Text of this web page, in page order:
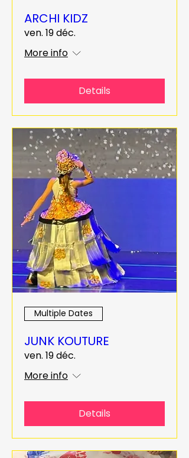
ARCHI KIDZ
ven. 19 déc.
More info
Details
Multiple Dates
JUNK KOUTURE
ven. 19 déc.
More info
Details